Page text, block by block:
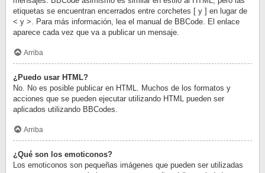
etiquetas se encuentran encerrados entre corchetes [ y ] en lugar de
< y >. Para más información, lea el manual de BBCode. El enlace
aparece cada vez que va a publicar un mensaje.
Arriba
¿Puedo usar HTML?
No. No es posible publicar en HTML. Muchos de los formatos y
acciones que se pueden ejecutar utilizando HTML pueden ser
aplicados utilizando BBCodes.
Arriba
¿Qué son los emoticonos?
Los emoticonos son pequeñas imágenes que pueden ser utilizadas